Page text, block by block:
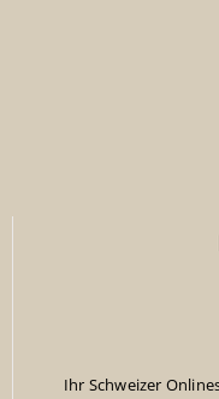
Ihr Schweizer